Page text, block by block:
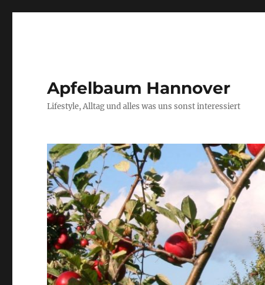
Apfelbaum Hannover
Lifestyle, Alltag und alles was uns sonst interessiert